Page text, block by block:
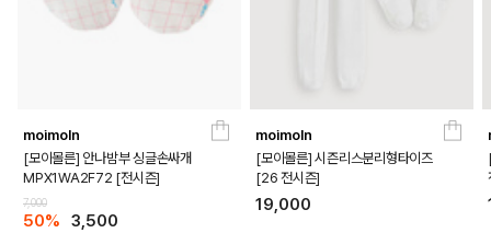
moimoln
[모이몰른] 안나밤부 싱글손싸개
MPX1WA2F72 [전시즌]
7,000
50% 3,500
moimoln
[모이몰른] 시즌리스분리형타이즈
[26 전시즌]
19,000